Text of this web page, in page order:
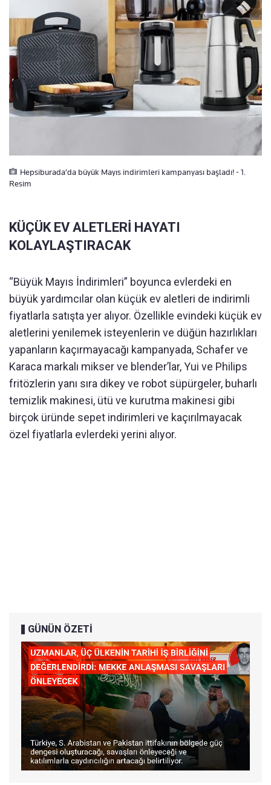
Hepsiburada’da büyük Mayıs indirimleri kampanyası başladı! - 1.
Resim
KÜÇÜK EV ALETLERİ HAYATI
KOLAYLAŞTIRACAK
“Büyük Mayıs İndirimleri” boyunca evlerdeki en
büyük yardımcılar olan küçük ev aletleri de indirimli
fiyatlarla satışta yer alıyor. Özellikle evindeki küçük ev
aletlerini yenilemek isteyenlerin ve düğün hazırlıkları
yapanların kaçırmayacağı kampanyada, Schafer ve
Karaca markalı mikser ve blender’lar, Yui ve Philips
fritözlerin yanı sıra dikey ve robot süpürgeler, buharlı
temizlik makinesi, ütü ve kurutma makinesi gibi
birçok üründe sepet indirimleri ve kaçırılmayacak
özel fiyatlarla evlerdeki yerini alıyor.
GÜNÜN ÖZETİ